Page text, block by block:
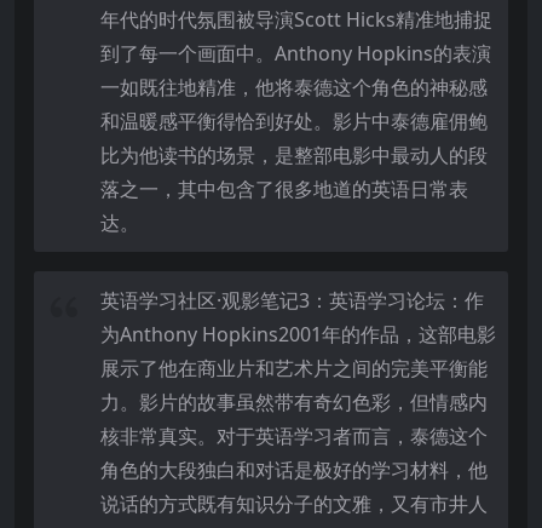
年代的时代氛围被导演Scott Hicks精准地捕捉
到了每一个画面中。Anthony Hopkins的表演
一如既往地精准，他将泰德这个角色的神秘感
和温暖感平衡得恰到好处。影片中泰德雇佣鲍
比为他读书的场景，是整部电影中最动人的段
落之一，其中包含了很多地道的英语日常表
达。
英语学习社区·观影笔记3：英语学习论坛：作
为Anthony Hopkins2001年的作品，这部电影
展示了他在商业片和艺术片之间的完美平衡能
力。影片的故事虽然带有奇幻色彩，但情感内
核非常真实。对于英语学习者而言，泰德这个
角色的大段独白和对话是极好的学习材料，他
说话的方式既有知识分子的文雅，又有市井人